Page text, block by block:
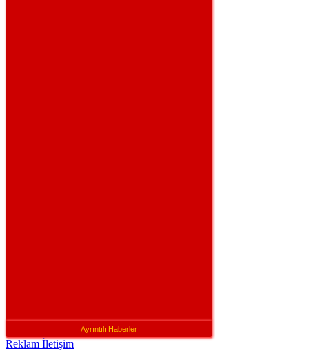
Ayrıntılı Haberler
Reklam İletişim